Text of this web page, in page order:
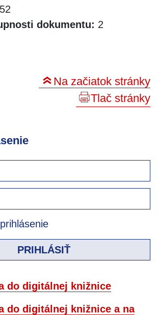
52
dokumentu: 2
Na začiatok stránky
Tlač stránky
PRIHLÁSIŤ
do digitálnej knižnice
do digitálnej knižnice a na